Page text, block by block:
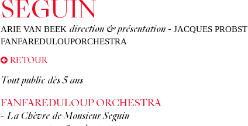
SEGUIN
ARIE VAN BEEK direction & présentation - JACQUES PROBST
FANFAREDULOUPORCHESTRA
RETOUR
Tout public dès 5 ans
FANFAREDULOUP ORCHESTRA
La Chèvre de Monsieur Seguin